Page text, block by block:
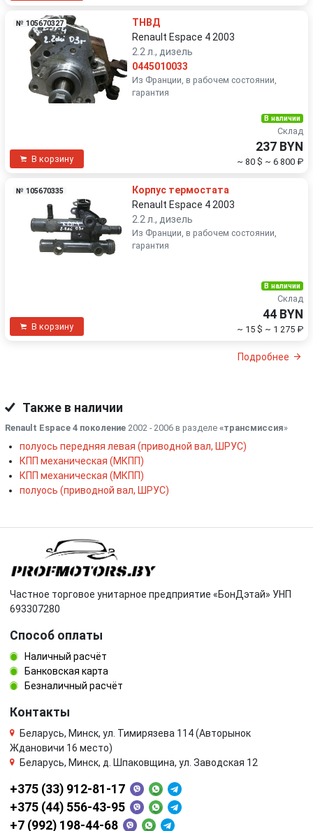
№ 105670327
ТНВД
Renault Espace 4 2003
2.2 л., дизель
0445010033
Из Франции, в рабочем состоянии,
гарантия
В корзину
В наличии
Склад
237 BYN
~ 80 $ ~ 6 800 ₽
№ 105670335
Корпус термостата
Renault Espace 4 2003
2.2 л., дизель
Из Франции, в рабочем состоянии,
гарантия
В корзину
В наличии
Склад
44 BYN
~ 15 $ ~ 1 275 ₽
Подробнее
Также в наличии
Renault Espace 4 поколение 2002 - 2006 в разделе «трансмиссия»
полуось передняя левая (приводной вал, ШРУС)
КПП механическая (МКПП)
КПП механическая (МКПП)
полуось (приводной вал, ШРУС)
Частное торговое унитарное предприятие «БонДэтай» УНП
693307280
Способ оплаты
Наличный расчёт
Банковская карта
Безналичный расчёт
Контакты
Беларусь, Минск, ул. Тимирязева 114 (Авторынок
Ждановичи 16 место)
Беларусь, Минск, д. Шпаковщина, ул. Заводская 12
+375 (33) 912-81-17
+375 (44) 556-43-95
+7 (992) 198-44-68